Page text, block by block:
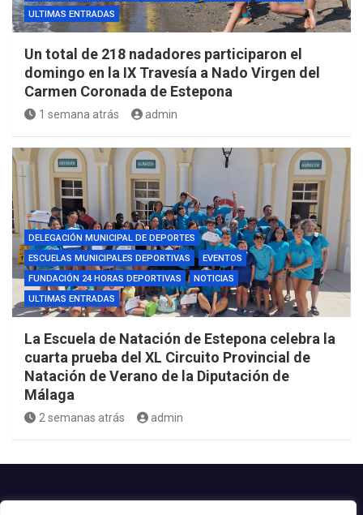
ULTIMAS ENTRADAS
Un total de 218 nadadores participaron el
domingo en la IX Travesía a Nado Virgen del
Carmen Coronada de Estepona
1 semana atrás admin
DELEGACIÓN MUNICIPAL DE DEPORTES
ESCUELAS MUNICIPALES DEPORTIVAS
EVENTOS
FUNDACIÓN 24 HORAS DEPORTIVAS
NOTICIAS
ULTIMAS ENTRADAS
La Escuela de Natación de Estepona celebra la
cuarta prueba del XL Circuito Provincial de
Natación de Verano de la Diputación de
Málaga
2 semanas atrás admin